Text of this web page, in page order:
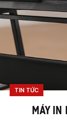
TIN TỨC
MÁY